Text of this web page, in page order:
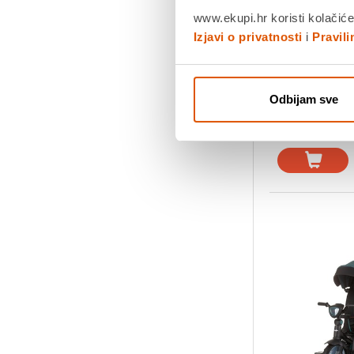
www.ekupi.hr koristi
Izjavi o privatnosti i
Odbijam sve
Povrat robe
dana
Dostavljamo
Usporedite